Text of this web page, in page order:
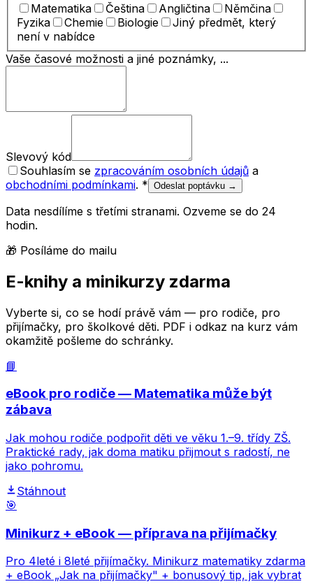
Matematika
Čeština Angličtina
Němčina
Fyzika
Chemie Biologie
Jiný předmět, který
není v nabídce
Vaše časové možnosti a jiné poznámky, ...
Slevový kód
Souhlasím se zpracováním osobních údajů a
obchodními podmínkami. * Odeslat poptávku →
Data nesdílíme s třetími stranami. Ozveme se do 24
hodin.
🎁 Posíláme do mailu
E-knihy a minikurzy zdarma
Vyberte si, co se hodí právě vám — pro rodiče, pro
přijímačky, pro školkové děti. PDF i odkaz na kurz vám
okamžitě pošleme do schránky.
📘
eBook pro rodiče — Matematika může být
zábava
Jak mohou rodiče podpořit děti ve věku 1.–9. třídy ZŠ.
Praktické rady, jak doma matiku přijmout s radostí, ne
jako pohromu.
Stáhnout
🎯
Minikurz + eBook — příprava na přijímačky
Pro 4leté i 8leté přijímačky. Minikurz matematiky zdarma
+ eBook „Jak na přijímačky" + bonusový tip, jak vybrat